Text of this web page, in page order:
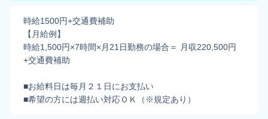
時給1500円+交通費補助
【月給例】
時給1,500円×7時間×月21日勤務の場合＝ 月収220,500円
+交通費補助
■お給料日は毎月２１日にお支払い
■希望の方には週払い対応ＯＫ（※規定あり）